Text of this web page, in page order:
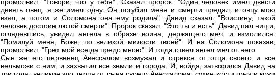
девять овец, я же имел одну. Он погубил меня и смерти предал, и овцу мою
взял, а потом и Соломона она ему родила". Давид сказал: "Воистину, такой
человек достоин лютой смерти". Пророк сказал: "Это ты и есть". Давид пал ниц и,
оглядевшись, увидел ангела в образе воина, держащего меч, и взмолился:
"Помилуй меня, Боже, по великой милости твоей". И на Соломона показав,
промолвил: "Грех мой всегда предо мною". И тогда отвел ангел меч от него.
Сын же его первенец Авессалом возмужал и отрекся от отца своего и все
вельможи с ним, и захватил все земли и города. И, войдя, затворился Давид на